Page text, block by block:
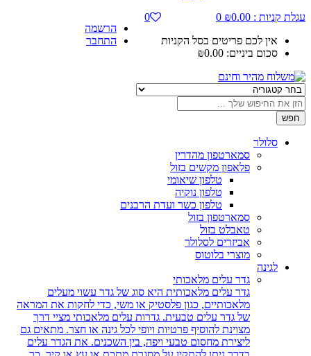
עגלת קניות :
₪0.00
0
אין לכם פריטים בסל הקניות
סכום ביניים:
₪0.00
0
הרשמה
התחבר
חפש
סלולר
סמארטפון מהדרין
פלאפון מקשים בזול
טלפון שיאומי
טלפון נוקיה
טלפון כשר ועדת הרבנים
סמארטפון בזול
טאבלט בזול
אביזרים לסלולר
מוצרי בלוטוס
לגינה
גדר עלים מלאכותי
גדר עלים מלאכותית היא סוג של גדר עשוי מעלים
מלאכותיים, כגון פלסטיק או משי, כדי לחקות את המראה
של גדר עלים טבעית. גדרות עלים מלאכותי מציי דרך
מצוינת להוסיף פרטיות ויופי לכל גינה או חצר. מתאים גם
ליצירת מחסום טבעי ויפה, בין השכנים. את הגדר עלים